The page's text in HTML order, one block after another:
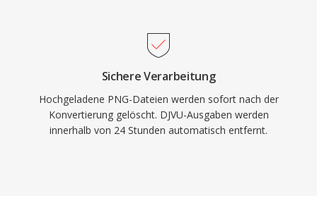
Sichere Verarbeitung
Hochgeladene PNG-Dateien werden sofort nach der
Konvertierung gelöscht. DJVU-Ausgaben werden
innerhalb von 24 Stunden automatisch entfernt.